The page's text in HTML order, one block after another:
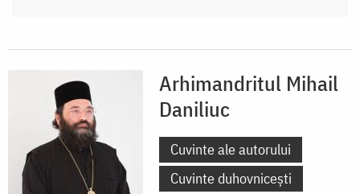
Arhimandritul Mihail
Daniliuc
Cuvinte ale autorului
Cuvinte duhovnicești